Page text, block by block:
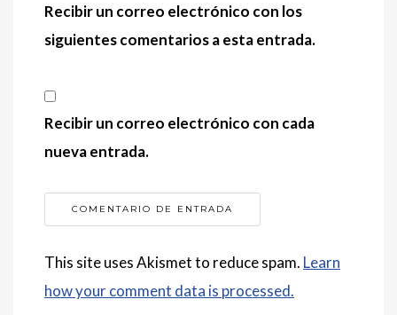
Recibir un correo electrónico con los
siguientes comentarios a esta entrada.
Recibir un correo electrónico con cada
nueva entrada.
This site uses Akismet to reduce spam. Learn
how your comment data is processed.